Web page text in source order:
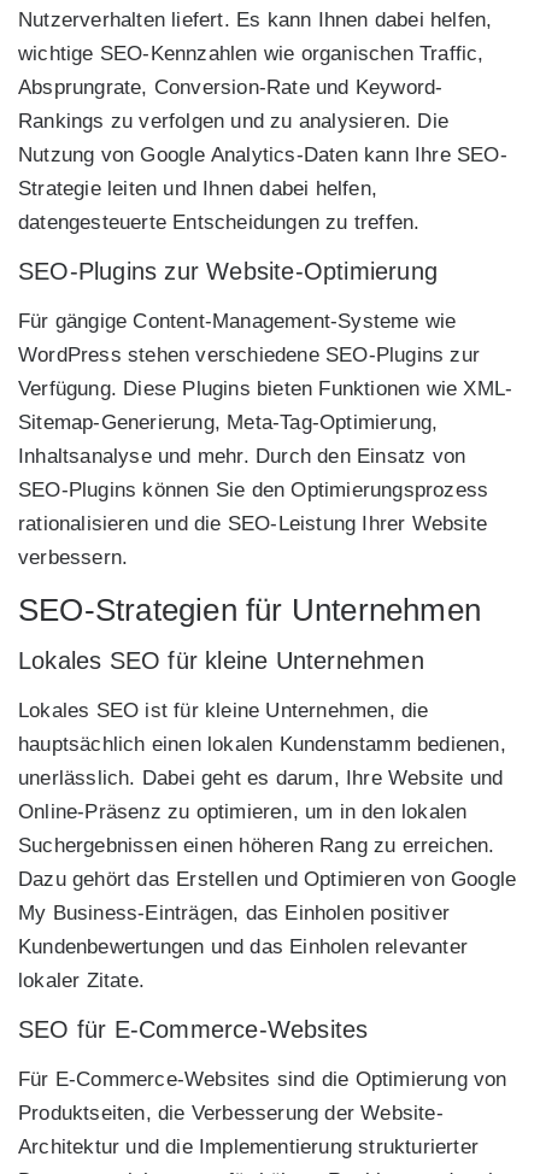
Nutzerverhalten liefert. Es kann Ihnen dabei helfen,
wichtige SEO-Kennzahlen wie organischen Traffic,
Absprungrate, Conversion-Rate und Keyword-
Rankings zu verfolgen und zu analysieren. Die
Nutzung von Google Analytics-Daten kann Ihre SEO-
Strategie leiten und Ihnen dabei helfen,
datengesteuerte Entscheidungen zu treffen.
SEO-Plugins zur Website-Optimierung
Für gängige Content-Management-Systeme wie
WordPress stehen verschiedene SEO-Plugins zur
Verfügung. Diese Plugins bieten Funktionen wie XML-
Sitemap-Generierung, Meta-Tag-Optimierung,
Inhaltsanalyse und mehr. Durch den Einsatz von
SEO-Plugins können Sie den Optimierungsprozess
rationalisieren und die SEO-Leistung Ihrer Website
verbessern.
SEO-Strategien für Unternehmen
Lokales SEO für kleine Unternehmen
Lokales SEO ist für kleine Unternehmen, die
hauptsächlich einen lokalen Kundenstamm bedienen,
unerlässlich. Dabei geht es darum, Ihre Website und
Online-Präsenz zu optimieren, um in den lokalen
Suchergebnissen einen höheren Rang zu erreichen.
Dazu gehört das Erstellen und Optimieren von Google
My Business-Einträgen, das Einholen positiver
Kundenbewertungen und das Einholen relevanter
lokaler Zitate.
SEO für E-Commerce-Websites
Für E-Commerce-Websites sind die Optimierung von
Produktseiten, die Verbesserung der Website-
Architektur und die Implementierung strukturierter